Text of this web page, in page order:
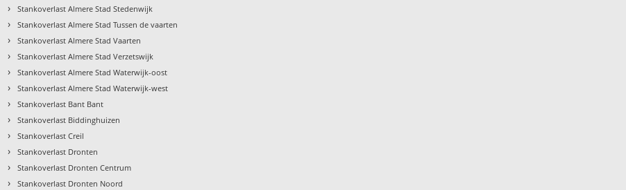
› Stankoverlast Almere Stad Stedenwijk
› Stankoverlast Almere Stad Tussen de vaarten
› Stankoverlast Almere Stad Vaarten
› Stankoverlast Almere Stad Verzetswijk
› Stankoverlast Almere Stad Waterwijk-oost
› Stankoverlast Almere Stad Waterwijk-west
› Stankoverlast Bant Bant
› Stankoverlast Biddinghuizen
› Stankoverlast Creil
› Stankoverlast Dronten
› Stankoverlast Dronten Centrum
› Stankoverlast Dronten Noord